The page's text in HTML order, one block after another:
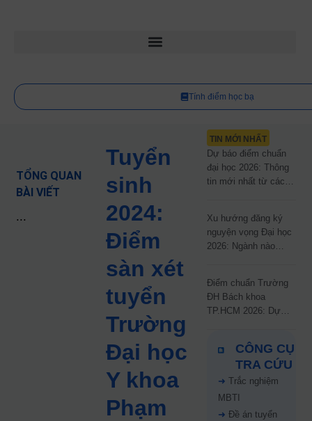
Tính điểm học bạ
TỔNG QUAN
BÀI VIẾT
...
Tuyển
sinh
2024:
Điểm
sàn xét
tuyển
Trường
Đại học
Y khoa
Phạm
TIN MỚI NHẤT
Dự báo điểm chuẩn
đại học 2026: Thông
tin mới nhất từ các
Xu hướng đăng ký
nguyện vọng Đại học
2026: Ngành nào
Điểm chuẩn Trường
ĐH Bách khoa
TP.HCM 2026: Dự
67%
CÔNG CỤ
TRA CỨU
➜ Trắc nghiệm
MBTI
➜ Đề án tuyển